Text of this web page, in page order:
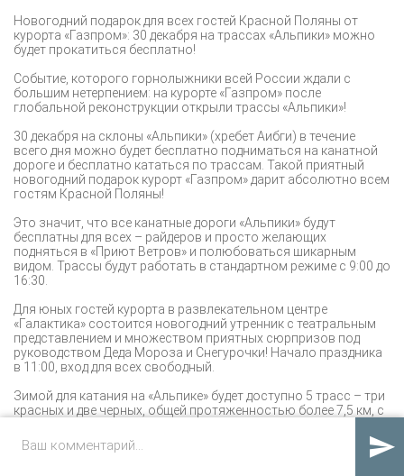
Новогодний подарок для всех гостей Красной Поляны от
курорта «Газпром»: 30 декабря на трассах «Альпики» можно
будет прокатиться бесплатно!
Событие, которого горнолыжники всей России ждали с
большим нетерпением: на курорте «Газпром» после
глобальной реконструкции открыли трассы «Альпики»!
30 декабря на склоны «Альпики» (хребет Аибги) в течение
всего дня можно будет бесплатно подниматься на канатной
дороге и бесплатно кататься по трассам. Такой приятный
новогодний подарок курорт «Газпром» дарит абсолютно всем
гостям Красной Поляны!
Это значит, что все канатные дороги «Альпики» будут
бесплатны для всех – райдеров и просто желающих
подняться в «Приют Ветров» и полюбоваться шикарным
видом. Трассы будут работать в стандартном режиме с 9:00 до
16:30.
Для юных гостей курорта в развлекательном центре
«Галактика» состоится новогодний утренник с театральным
представлением и множеством приятных сюрпризов под
руководством Деда Мороза и Снегурочки! Начало праздника
в 11:00, вход для всех свободный.
Зимой для катания на «Альпике» будет доступно 5 трасс – три
красных и две черных, общей протяженностью более 7,5 км, с
траволатором (удобная дорожка для подъема) и детский клуб
в горном приюте на высоте 1100 м.
